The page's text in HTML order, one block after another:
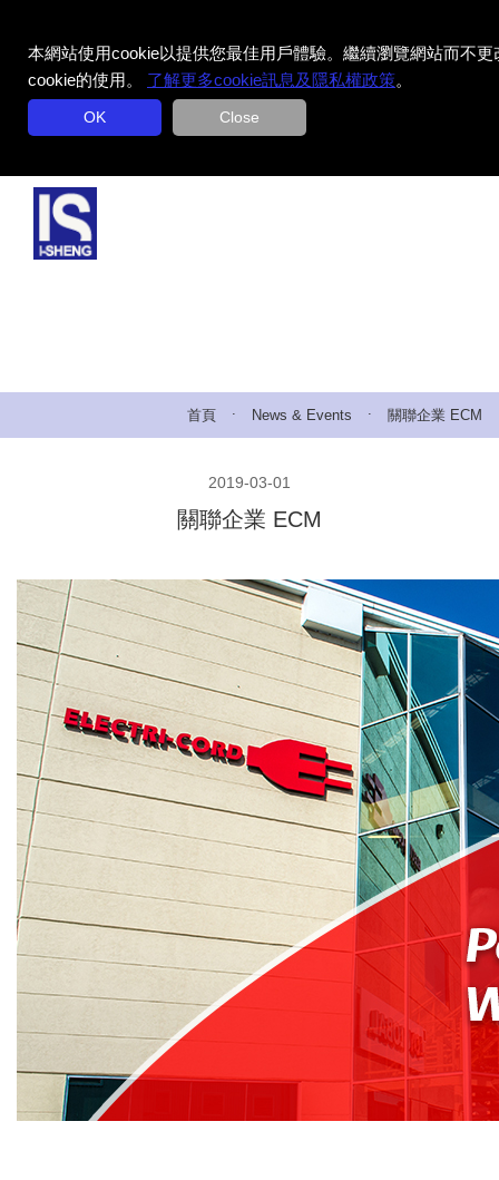
本網站使用cookie以提供您最佳用戶體驗。繼續瀏覽網站而不
cookie的使用。 了解更多cookie訊息及隱私權政策。
OK Close
首頁 . News & Events . 關聯企業 ECM
2019-03-01
關聯企業 ECM